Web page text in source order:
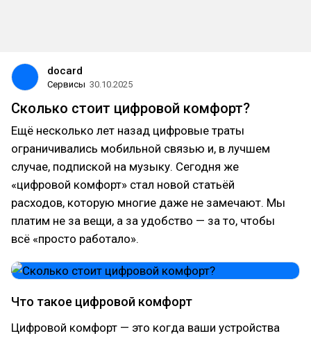
docard
Сервисы 30.10.2025
Сколько стоит цифровой комфорт?
Ещё несколько лет назад цифровые траты
ограничивались мобильной связью и, в лучшем
случае, подпиской на музыку. Сегодня же
«цифровой комфорт» стал новой статьёй
расходов, которую многие даже не замечают. Мы
платим не за вещи, а за удобство — за то, чтобы
всё «просто работало».
Что такое цифровой комфорт
Цифровой комфорт — это когда ваши устройства